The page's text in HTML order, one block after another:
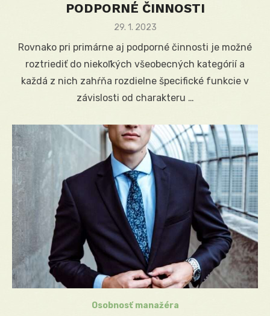
PODPORNÉ ČINNOSTI
Posted
29. 1. 2023
Rovnako pri primárne aj podporné činnosti je možné
roztriediť do niekoľkých všeobecných kategórií a
každá z nich zahŕňa rozdielne špecifické funkcie v
závislosti od charakteru …
Osobnosť manažéra